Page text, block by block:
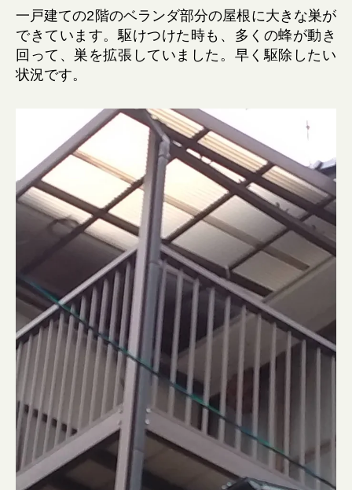
一戸建ての2階のベランダ部分の屋根に大きな巣が
できています。駆けつけた時も、多くの蜂が動き
回って、巣を拡張していました。早く駆除したい
状況です。